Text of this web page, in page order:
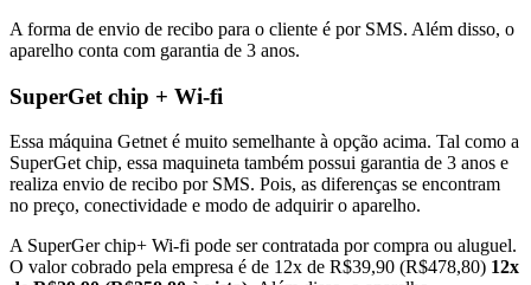
A forma de envio de recibo para o cliente é por SMS. Além disso, o
aparelho conta com garantia de 3 anos.
SuperGet chip + Wi-fi
Essa máquina Getnet é muito semelhante à opção acima. Tal como a
SuperGet chip, essa maquineta também possui garantia de 3 anos e
realiza envio de recibo por SMS. Pois, as diferenças se encontram
no preço, conectividade e modo de adquirir o aparelho.
A SuperGer chip+ Wi-fi pode ser contratada por compra ou aluguel.
O valor cobrado pela empresa é de 12x de R$39,90 (R$478,80) 12x